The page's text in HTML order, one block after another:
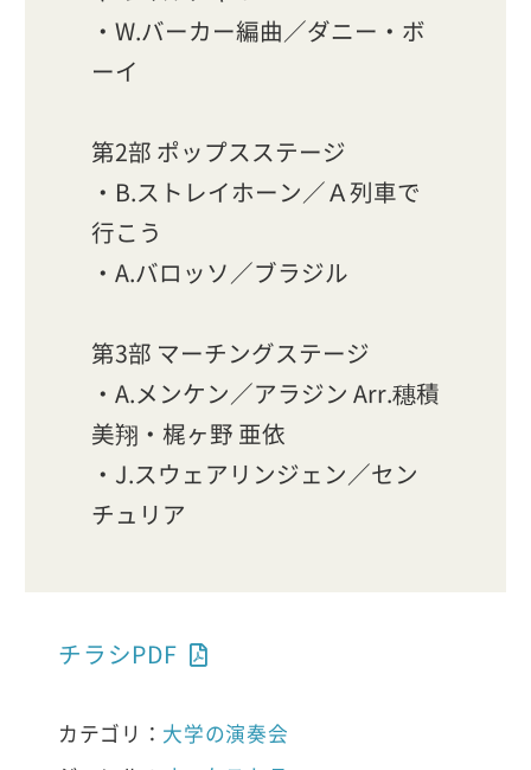
・W.バーカー編曲／ダニー・ボ
ーイ
第2部 ポップスステージ
・B.ストレイホーン／Ａ列車で
行こう
・A.バロッソ／ブラジル
第3部 マーチングステージ
・A.メンケン／アラジン Arr.穗積
美翔・梶ヶ野 亜依
・J.スウェアリンジェン／セン
チュリア
チラシPDF
カテゴリ： 大学の演奏会